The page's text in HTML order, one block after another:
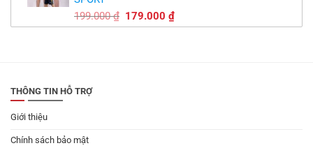
199.000₫ Giá
gốc
179.000₫Giá
hiện
THÔNG TIN HỖ TRỢ
Giới thiệu
Chính sách bảo mật